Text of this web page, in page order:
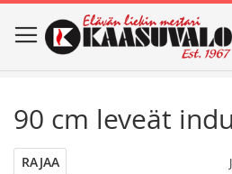
to
Content
90 cm leveät
RAJAA